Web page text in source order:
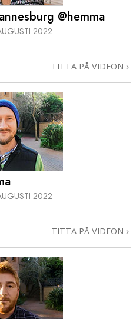
@hemma
2022
TITTA PÅ VIDEON
2022
TITTA PÅ VIDEON